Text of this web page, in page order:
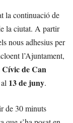
la continuació de
la ciutat. A partir
nous adhesius per
l’Ajuntament,
de Can
13 de juny.
de 30 minuts